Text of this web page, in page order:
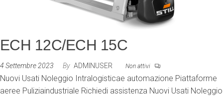
ECH 12C/ECH 15C
4 Settembre 2023 By ADMINUSER Non attivi
Nuovi Usati Noleggio Intralogisticae automazione Piattaforme
aeree Puliziaindustriale Richiedi assistenza Nuovi Usati Noleggio